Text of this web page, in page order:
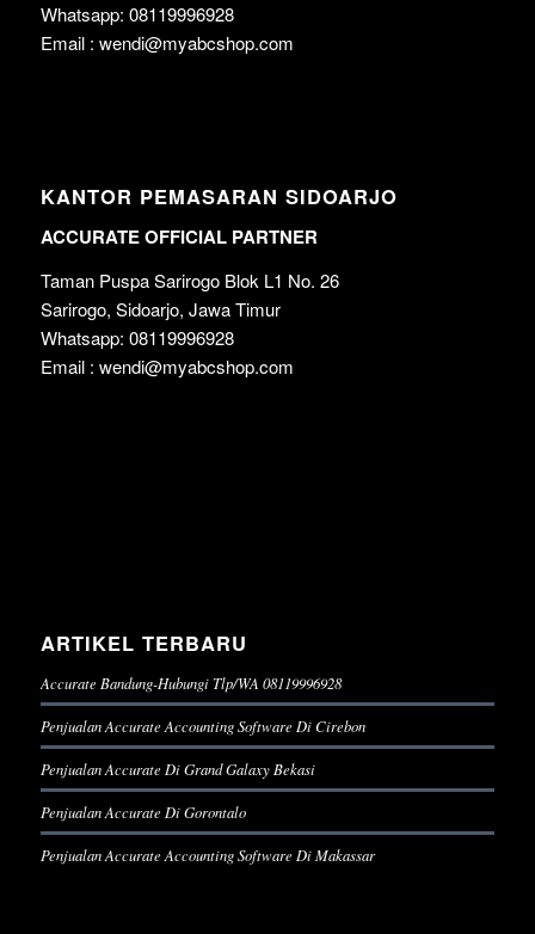
Whatsapp: 08119996928
Email : wendi@myabcshop.com
KANTOR PEMASARAN SIDOARJO
ACCURATE OFFICIAL PARTNER
Taman Puspa Sarirogo Blok L1 No. 26
Sarirogo, Sidoarjo, Jawa Timur
Whatsapp: 08119996928
Email : wendi@myabcshop.com
ARTIKEL TERBARU
Accurate Bandung-Hubungi Tlp/WA 08119996928
Penjualan Accurate Accounting Software Di Cirebon
Penjualan Accurate Di Grand Galaxy Bekasi
Penjualan Accurate Di Gorontalo
Penjualan Accurate Accounting Software Di Makassar